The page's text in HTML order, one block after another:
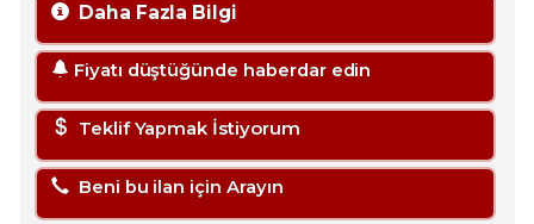
Daha Fazla Bilgi
Fiyatı düştüğünde haberdar edin
Teklif Yapmak İstiyorum
Beni bu ilan için Arayın